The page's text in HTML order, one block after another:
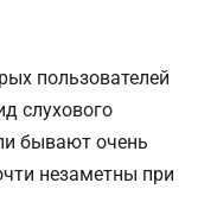
пользователей
слухового
бывают очень
незаметны при